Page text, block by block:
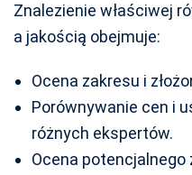
Znalezienie właściwej
a jakością obejmuje:
Ocena zakresu i
Porównywanie cen i
różnych ekspertów.
Ocena potencjalnego